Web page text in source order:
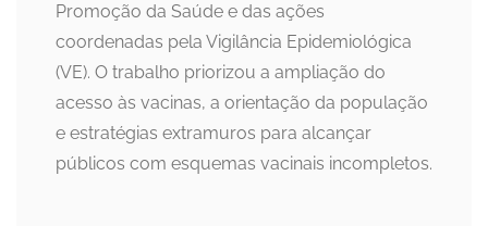
Promoção da Saúde e das ações
coordenadas pela Vigilância Epidemiológica
(VE). O trabalho priorizou a ampliação do
acesso às vacinas, a orientação da população
e estratégias extramuros para alcançar
públicos com esquemas vacinais incompletos.